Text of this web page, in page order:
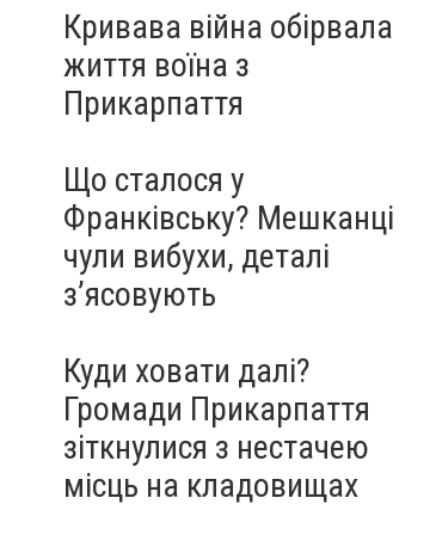
Кривава війна обірвала
життя воїна з
Прикарпаття
Що сталося у
Франківську? Мешканці
чули вибухи, деталі
з’ясовують
Куди ховати далі?
Громади Прикарпаття
зіткнулися з нестачею
місць на кладовищах